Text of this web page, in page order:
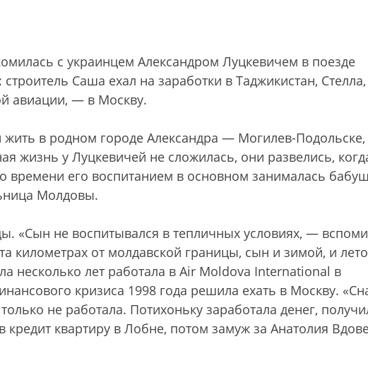
с украинцем Александром Луцкевичем в поезде
Саша ехал на заработки в Таджикистан, Стелла,
авиации, — в Москву.
жить в родном городе Александра — Могилев-
жизнь у Луцкевичей не сложилась, они развелись,
времени его воспитанием в основном занималась
Молдовы.
«Сын не воспитывался в тепличных условиях, —
километрах от молдавской границы, сын и зимой, и
несколько лет работала в Air Moldova International в
кризиса 1998 года решила ехать в Москву.
не работала. Потихоньку заработала денег,
кредит квартиру в Лобне, потом замуж за Анатолия